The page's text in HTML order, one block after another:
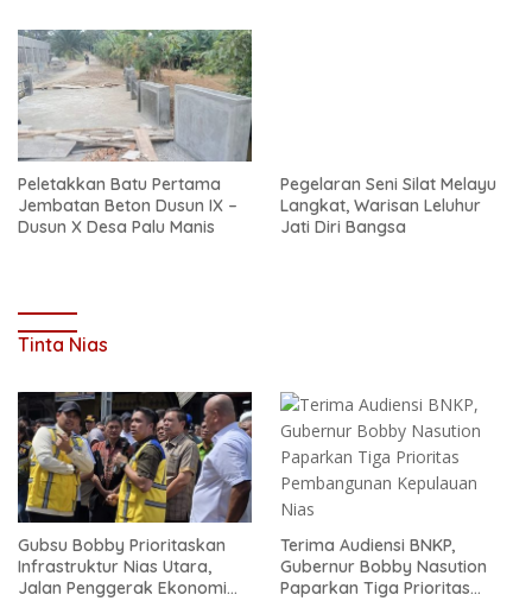
Peletakkan Batu Pertama
Jembatan Beton Dusun IX –
Dusun X Desa Palu Manis
Pegelaran Seni Silat Melayu
Langkat, Warisan Leluhur
Jati Diri Bangsa
Tinta Nias
Gubsu Bobby Prioritaskan
Infrastruktur Nias Utara,
Jalan Penggerak Ekonomi
Terima Audiensi BNKP,
Gubernur Bobby Nasution
Paparkan Tiga Prioritas